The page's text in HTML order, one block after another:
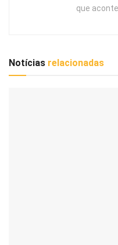
que
Notícias relacionadas